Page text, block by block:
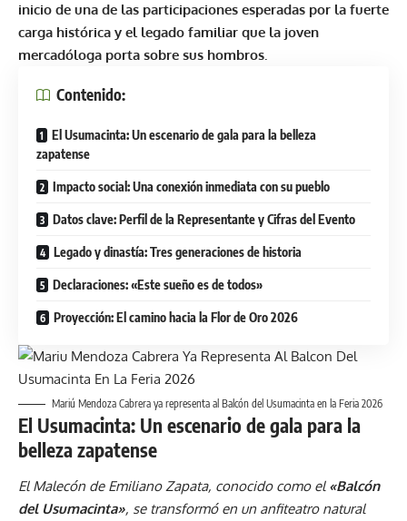
inicio de una de las participaciones esperadas por la fuerte
carga histórica y el legado familiar que la joven
mercadóloga porta sobre sus hombros.
Contenido:
El Usumacinta: Un escenario de gala para la belleza
zapatense
Impacto social: Una conexión inmediata con su pueblo
Datos clave: Perfil de la Representante y Cifras del Evento
Legado y dinastía: Tres generaciones de historia
Declaraciones: «Este sueño es de todos»
Proyección: El camino hacia la Flor de Oro 2026
Mariú Mendoza Cabrera ya representa al Balcón del Usumacinta en la Feria 2026
El Usumacinta: Un escenario de gala para la
belleza zapatense
El Malecón de Emiliano Zapata, conocido como el «Balcón
del Usumacinta», se transformó en un anfiteatro natural